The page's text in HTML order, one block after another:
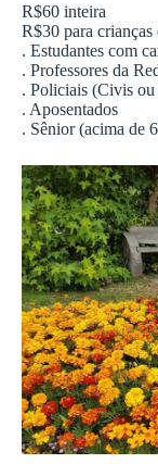
R$60 inteira
R$30 para crianças
. Estudantes com
. Professores da
. Policiais (Civis
. Aposentados
. Sênior (acima de